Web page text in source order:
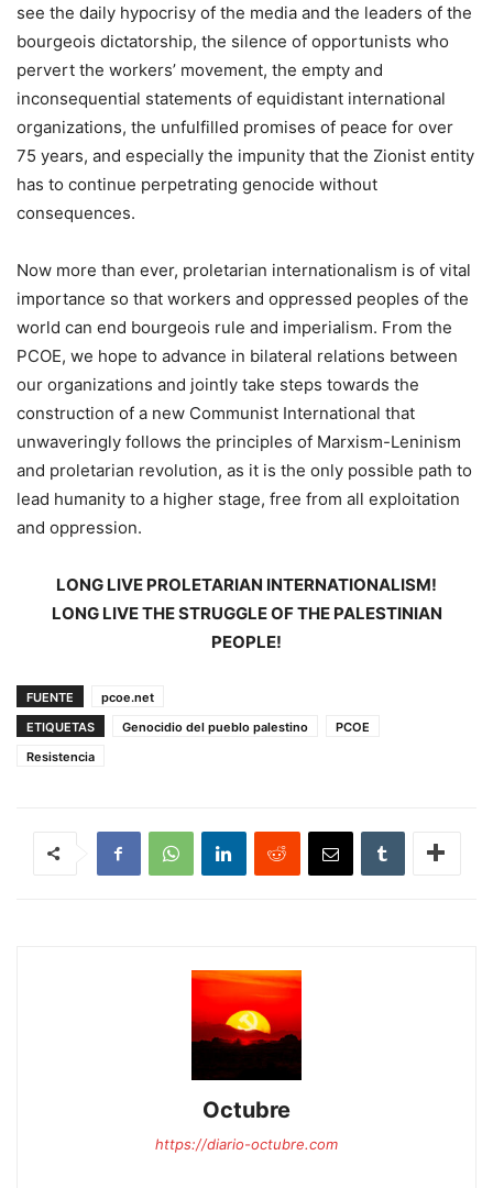
see the daily hypocrisy of the media and the leaders of the
bourgeois dictatorship, the silence of opportunists who
pervert the workers’ movement, the empty and
inconsequential statements of equidistant international
organizations, the unfulfilled promises of peace for over
75 years, and especially the impunity that the Zionist entity
has to continue perpetrating genocide without
consequences.
Now more than ever, proletarian internationalism is of vital
importance so that workers and oppressed peoples of the
world can end bourgeois rule and imperialism. From the
PCOE, we hope to advance in bilateral relations between
our organizations and jointly take steps towards the
construction of a new Communist International that
unwaveringly follows the principles of Marxism-Leninism
and proletarian revolution, as it is the only possible path to
lead humanity to a higher stage, free from all exploitation
and oppression.
LONG LIVE PROLETARIAN INTERNATIONALISM!
LONG LIVE THE STRUGGLE OF THE PALESTINIAN
PEOPLE!
FUENTE
pcoe.net
ETIQUETAS
Genocidio del pueblo palestino
PCOE
Resistencia
Octubre
https://diario-octubre.com